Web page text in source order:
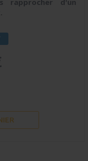
rapprocher d'un